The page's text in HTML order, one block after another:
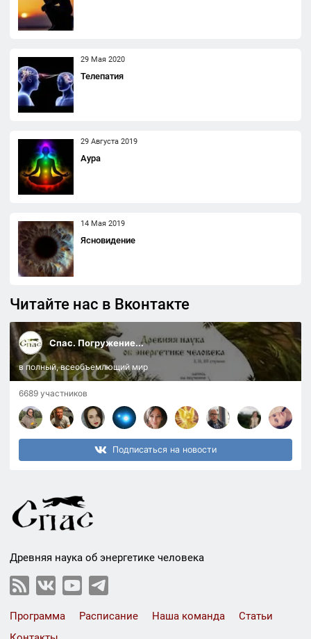
29 Мая 2020
Телепатия
29 Августа 2019
Аура
14 Мая 2019
Ясновидение
Читайте нас в Вконтакте
Спас. Погружение...
в полный, всеобъемлющий мир
6689 участников
Подписаться на новости
Древняя наука об энергетике человека
Программа Расписание Наша команда
Статьи